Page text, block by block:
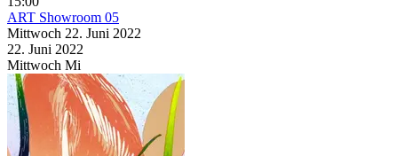
ART Showroom 05
Mittwoch 22. Juni 2022
22. Juni 2022
Mittwoch Mi